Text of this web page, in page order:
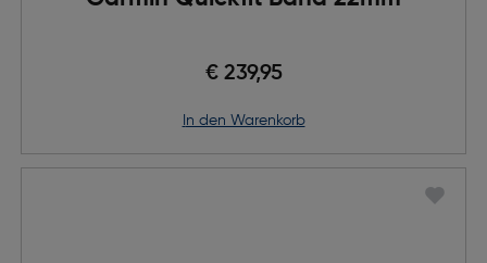
€ 239,95
in den Warenkorb